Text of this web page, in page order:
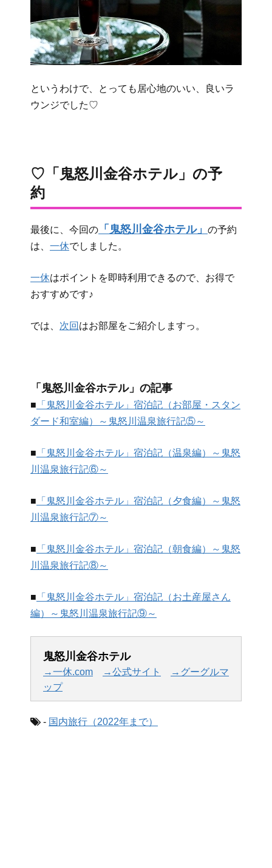
というわけで、とっても居心地のいい、良いラ
ウンジでした♡
♡「鬼怒川金谷ホテル」の予
約
最後に、今回の 「鬼怒川金谷ホテル」 の予約
は、 一休でしました。
一休はポイントを即時利用できるので、お得で
おすすめです♪
では、 次回 はお部屋をご紹介しますっ。
「鬼怒川金谷ホテル」の記事
■ 「鬼怒川金谷ホテル」宿泊記（お部屋・スタン
ダード和室編）～鬼怒川温泉旅行記⑤～
■ 「鬼怒川金谷ホテル」宿泊記（温泉編）～鬼怒
川温泉旅行記⑥～
■ 「鬼怒川金谷ホテル」宿泊記（夕食編）～鬼怒
川温泉旅行記⑦～
■ 「鬼怒川金谷ホテル」宿泊記（朝食編）～鬼怒
川温泉旅行記⑧～
■ 「鬼怒川金谷ホテル」宿泊記（お土産屋さん
編）～鬼怒川温泉旅行記⑨～
鬼怒川金谷ホテル
→一休.com →公式サイト
→グーグルマ
ップ
- 国内旅行（2022年まで）